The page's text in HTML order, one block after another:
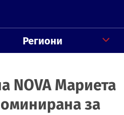
Региони
NOVA Мариета
за